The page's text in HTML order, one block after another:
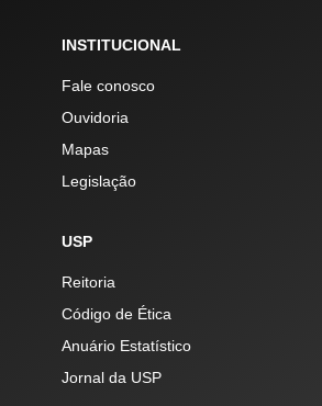
INSTITUCIONAL
Fale conosco
Ouvidoria
Mapas
Legislação
USP
Reitoria
Código de Ética
Anuário Estatístico
Jornal da USP